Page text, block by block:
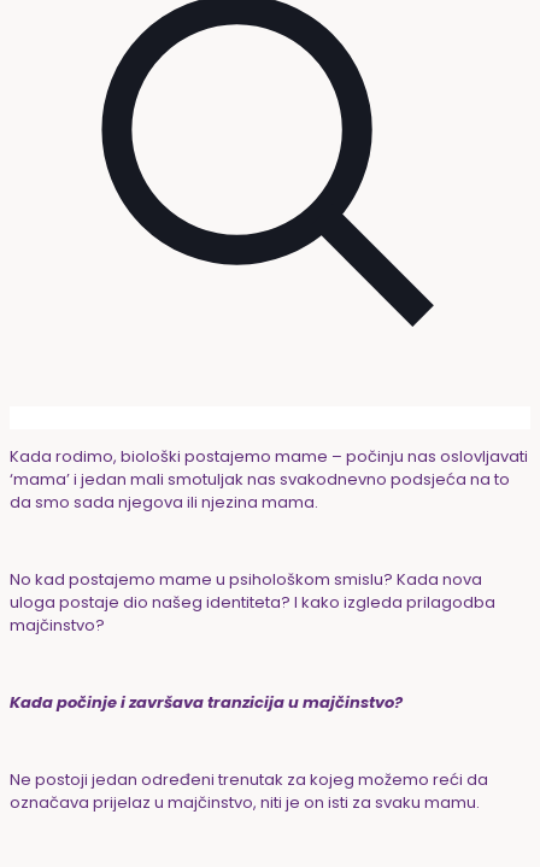
Kada rodimo, biološki postajemo mame – počinju nas oslovljavati
‘mama’ i jedan mali smotuljak nas svakodnevno podsjeća na to
da smo sada njegova ili njezina mama.
No kad postajemo mame u psihološkom smislu? Kada nova
uloga postaje dio našeg identiteta? I kako izgleda prilagodba
majčinstvo?
Kada počinje i završava tranzicija u majčinstvo?
Ne postoji jedan određeni trenutak za kojeg možemo reći da
označava prijelaz u majčinstvo, niti je on isti za svaku mamu.